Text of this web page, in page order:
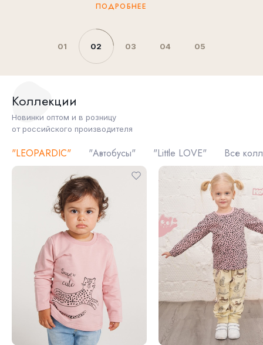
ПОДРОБНЕЕ
01 02 03 04 05
Коллекции
Новинки оптом и в розницу
от российского производителя
"LEOPARDIC" "Автобусы" "Little LOVE" Все